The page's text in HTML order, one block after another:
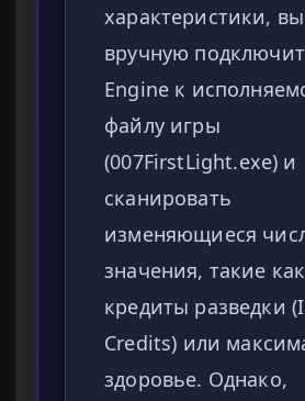
характеристики,
вручную
Engine к
файлу игры
(007FirstLight.exe) и
сканировать
изменяющиеся
значения, такие
кредиты разведки
Credits) или
здоровье. Однако,